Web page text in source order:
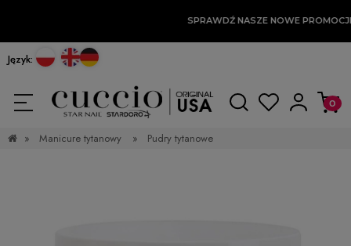
SPRAWDŹ NASZE NOWE PROMOCJE
Język:
» Manicure tytanowy » Pudry tytanowe